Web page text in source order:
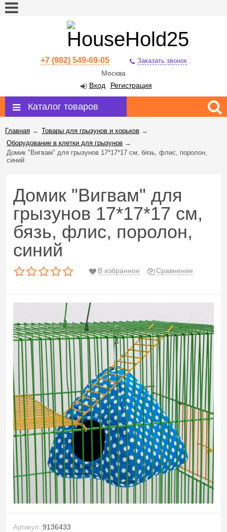
+7 (982) 549-69-05 Заказать звонок
Москва
Вход
Регистрация
Каталог товаров
Главная → Товары для грызунов и хорьков →
Оборудование в клетки для грызунов →
Домик "Вигвам" для грызунов 17*17*17 см, бязь, флис, поролон,
синий
Домик "Вигвам" для
грызунов 17*17*17 см,
бязь, флис, поролон,
синий
В избранное Сравнение
Артикул: 9136433